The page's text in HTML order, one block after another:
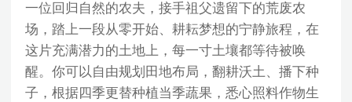
一位回归自然的农夫，接手祖父遗留下的荒废农
场，踏上一段从零开始、耕耘梦想的宁静旅程，在
这片充满潜力的土地上，每一寸土壤都等待被唤
醒。你可以自由规划田地布局，翻耕沃土、播下种
子，根据四季更替种植当季蔬果，悉心照料作物生